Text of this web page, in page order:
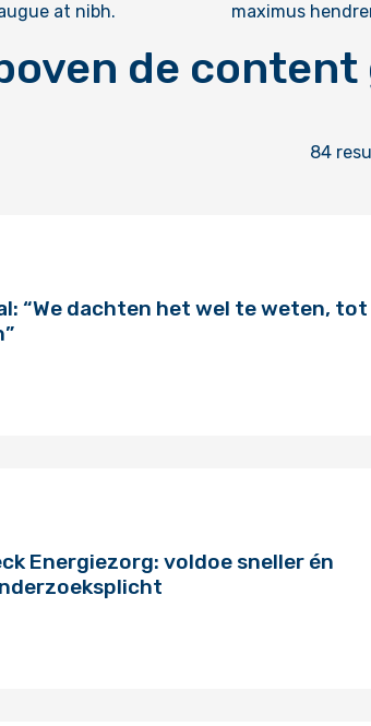
at nibh.
maximus
de
84
“We dachten het wel te weten, tot
Energiezorg: voldoe sneller én